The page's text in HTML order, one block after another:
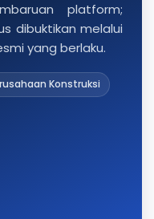
platform;
dibuktikan melalui
yang berlaku.
Konstruksi